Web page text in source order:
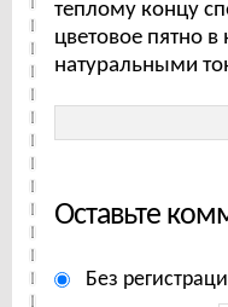
теплому концу
цветовое пятно
натуральными
Оставьте
Без